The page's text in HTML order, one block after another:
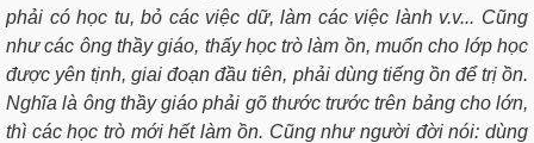
phải có học tu, bỏ các việc dữ, làm các việc lành v.v... Cũng
như các ông thầy giáo, thấy học trò làm ồn, muốn cho lớp học
được yên tịnh, giai đoạn đầu tiên, phải dùng tiếng ồn để trị ồn.
Nghĩa là ông thầy giáo phải gõ thước trước trên bảng cho lớn,
thì các học trò mới hết làm ồn. Cũng như người đời nói: dùng